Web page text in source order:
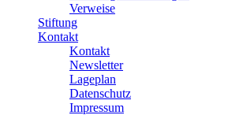
Verweise
Stiftung
Kontakt
Kontakt
Newsletter
Lageplan
Datenschutz
Impressum